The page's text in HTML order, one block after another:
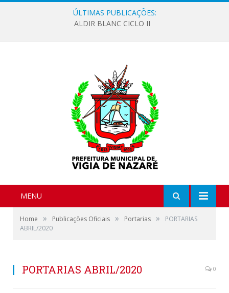
ÚLTIMAS PUBLICAÇÕES:
ALDIR BLANC CICLO II
MENU
Home » Publicações Oficiais » Portarias »
PORTARIAS
ABRIL/2020
PORTARIAS ABRIL/2020 0